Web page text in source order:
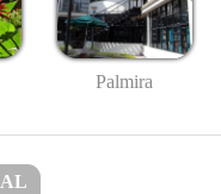
Palmira